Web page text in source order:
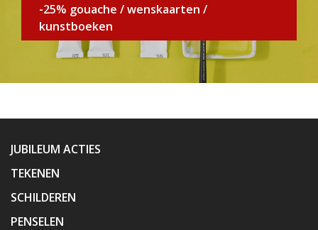
-25% gouache / wenskaarten /
kunstboeken
JUBILEUM ACTIES
TEKENEN
SCHILDEREN
PENSELEN